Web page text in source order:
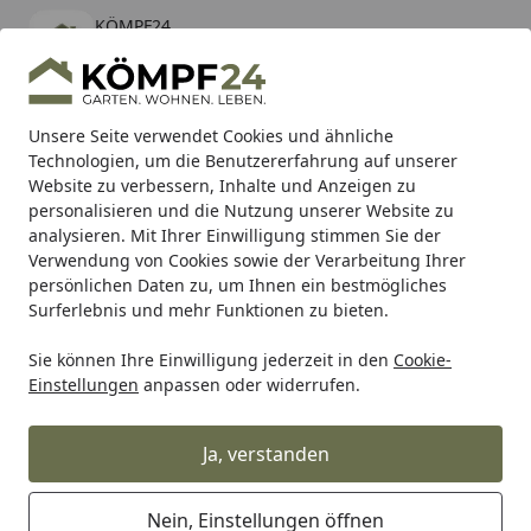
Unsere Seite verwendet Cookies und ähnliche
Technologien, um die Benutzererfahrung auf unserer
Website zu verbessern, Inhalte und Anzeigen zu
personalisieren und die Nutzung unserer Website zu
analysieren. Mit Ihrer Einwilligung stimmen Sie der
Verwendung von Cookies sowie der Verarbeitung Ihrer
persönlichen Daten zu, um Ihnen ein bestmögliches
Surferlebnis und mehr Funktionen zu bieten.
Sie können Ihre Einwilligung jederzeit in den Cookie-
Einstellungen anpassen oder widerrufen.
Ja, verstanden
Nein, Einstellungen öffnen
KÖMPF24
kostenlos - Im App Store
Hotline
Alle Produkte
Mein Konto
Suchen
Karibu Pools inkl. gratis Sandfilteranlage & Pool-
Starterset (Gesamtwert bis 468,99€)
Startseite
Alles für den Garten Gewächshaus Zubehör für
Vitavia Stahlfundament für
Gewächshaus Merkur 6700